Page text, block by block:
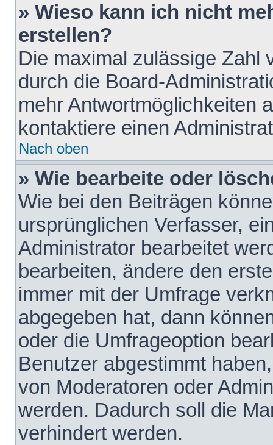
» Wieso kann ich nicht
erstellen?
Die maximal zulässige Zahl
durch die Board-
mehr Antwortmöglichkeiten
kontaktiere einen
Nach oben
» Wie bearbeite oder
Wie bei den Beiträgen
ursprünglichen Verfasser,
Administrator bearbeitet
bearbeiten, ändere den
immer mit der Umfrage
abgegeben hat, dann
oder die Umfrageoption
Benutzer abgestimmt
von Moderatoren oder
werden. Dadurch soll die
verhindert werden.